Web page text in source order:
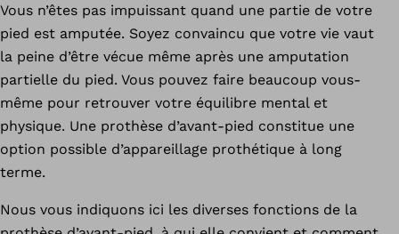
Vous n’êtes pas impuissant quand une partie de votre
pied est amputée. Soyez convaincu que votre vie vaut
la peine d’être vécue même après une amputation
partielle du pied. Vous pouvez faire beaucoup vous-
même pour retrouver votre équilibre mental et
physique. Une prothèse d’avant-pied constitue une
option possible d’appareillage prothétique à long
terme.
Nous vous indiquons ici les diverses fonctions de la